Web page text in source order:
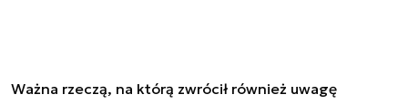
Ważna rzeczą, na którą zwrócił również uwagę